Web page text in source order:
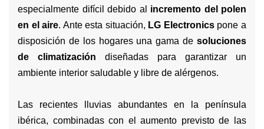
especialmente difícil debido al incremento del polen
en el aire. Ante esta situación, LG Electronicspone a
disposición de los hogares una gama de soluciones
de climatización diseñadas para garantizar un
ambiente interior saludable y libre de alérgenos.
Las recientes lluvias abundantes en la península
ibérica, combinadas con el aumento previsto de las